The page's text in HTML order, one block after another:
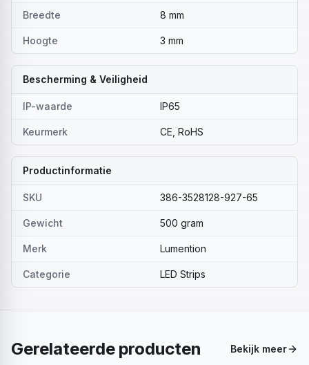
Breedte 8 mm
Hoogte 3 mm
Bescherming & Veiligheid
IP-waarde IP65
Keurmerk CE, RoHS
Productinformatie
SKU 386-3528128-927-65
Gewicht 500 gram
Merk Lumention
Categorie LED Strips
Gerelateerde producten Bekijk meer